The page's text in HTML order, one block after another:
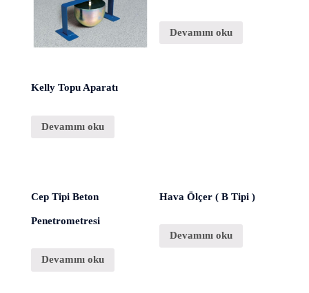
Kelly Topu Aparatı
Devamını oku
Devamını oku
Cep Tipi Beton
Penetrometresi
Devamını oku
Hava Ölçer ( B Tipi )
Devamını oku